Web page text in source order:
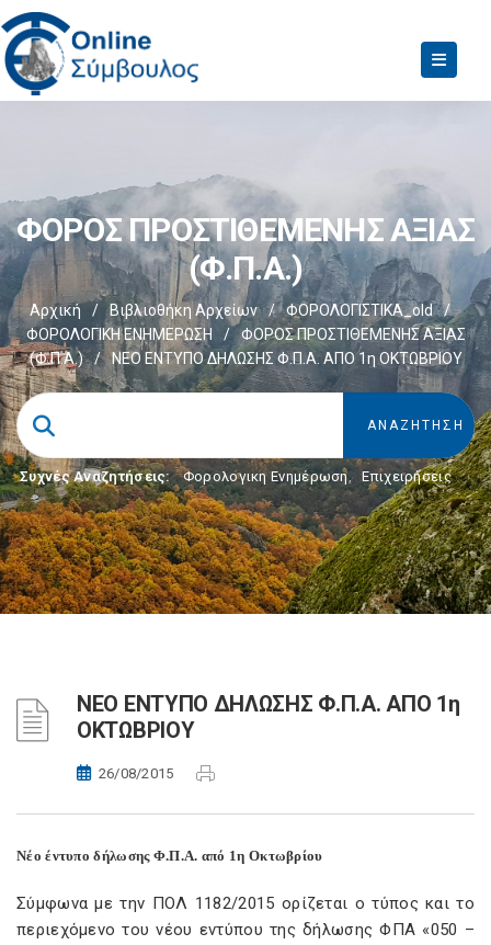
ΦΟΡΟΣ ΠΡΟΣΤΙΘΕΜΕΝΗΣ ΑΞΙΑΣ
(Φ.Π.Α.)
Αρχική / Βιβλιοθήκη Αρχείων / ΦΟΡΟΛΟΓΙΣΤΙΚΑ_old
/
ΦΟΡΟΛΟΓΙΚΗ ΕΝΗΜΕΡΩΣΗ
/
ΦΟΡΟΣ ΠΡΟΣΤΙΘΕΜΕΝΗΣ ΑΞΙΑΣ
(Φ.Π.Α.)
/ ΝΕΟ ΕΝΤΥΠΟ ΔΗΛΩΣΗΣ Φ.Π.Α. ΑΠΟ 1η ΟΚΤΩΒΡΙΟΥ
Συχνές Αναζητήσεις: Φορολογικη Ενημέρωση, Επιχειρήσεις
ΝΕΟ ΕΝΤΥΠΟ ΔΗΛΩΣΗΣ Φ.Π.Α. ΑΠΟ 1η
ΟΚΤΩΒΡΙΟΥ
26/08/2015
Νέο έντυπο δήλωσης Φ.Π.Α. από 1η Οκτωβρίου
Σύμφωνα με την ΠΟΛ 1182/2015 ορίζεται ο τύπος και το
περιεχόμενο του νέου εντύπου της δήλωσης ΦΠΑ «050 –